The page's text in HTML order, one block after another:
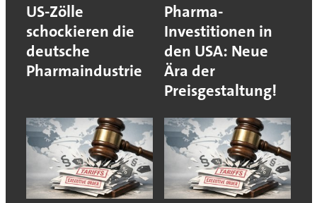
US-Zölle
schockieren die
deutsche
Pharmaindustrie
Pharma-
Investitionen in
den USA: Neue
Ära der
Preisgestaltung!